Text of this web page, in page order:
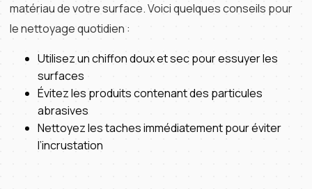
matériau de votre surface. Voici quelques conseils pour
le nettoyage quotidien :
Utilisez un chiffon doux et sec pour essuyer les
surfaces
Évitez les produits contenant des particules
abrasives
Nettoyez les taches immédiatement pour éviter
l’incrustation